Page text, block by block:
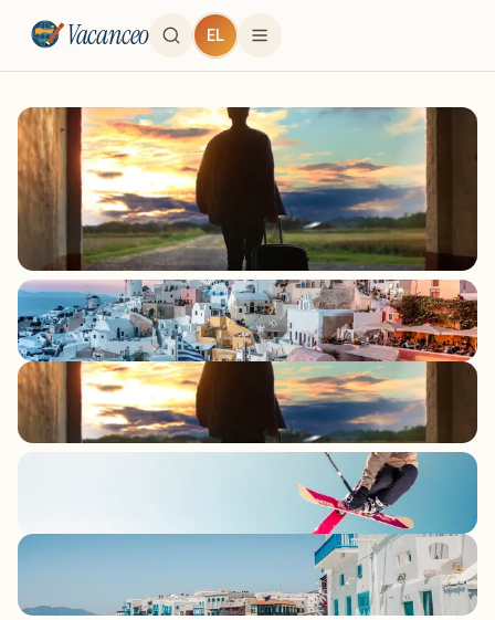
Vacanceo EL